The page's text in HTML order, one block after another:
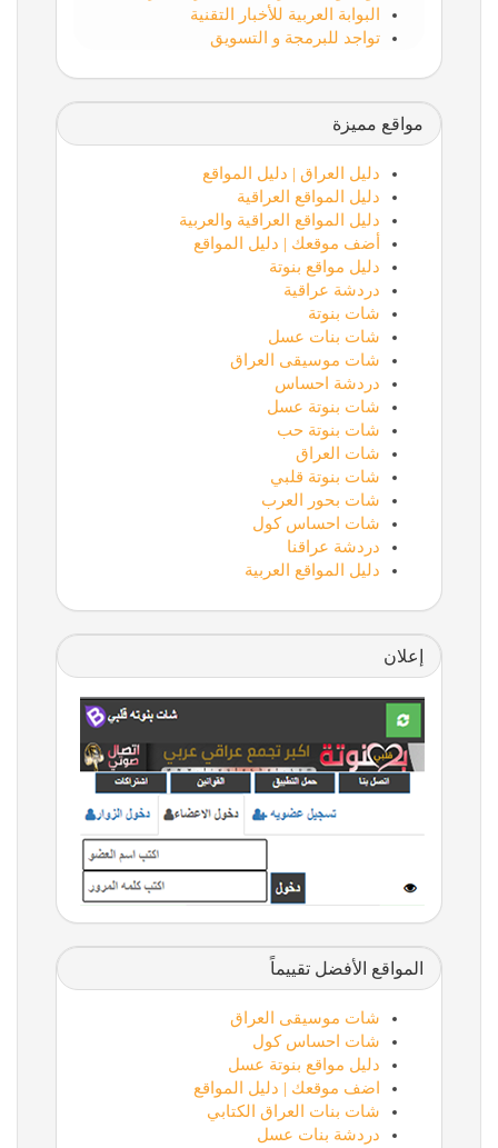
البوابة العربية للأخبار التقنية
تواجد للبرمجة و التسويق
مواقع مميزة
دليل العراق | دليل المواقع
دليل المواقع العراقية
دليل المواقع العراقية والعربية
أضف موقعك | دليل المواقع
دليل مواقع بنوتة
دردشة عراقية
شات بنوتة
شات بنات عسل
شات موسيقى العراق
دردشة احساس
شات بنوتة عسل
شات بنوتة حب
شات العراق
شات بنوتة قلبي
شات بحور العرب
شات احساس كول
دردشة عراقنا
دليل المواقع العربية
إعلان
المواقع الأفضل تقييماً
شات موسيقى العراق
شات احساس كول
دليل مواقع بنوتة عسل
اضف موقعك | دليل المواقع
شات بنات العراق الكتابي
دردشة بنات عسل